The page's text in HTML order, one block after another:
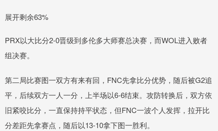
展开剩余63%
PRX以大比分2-0晋级到多伦多大师赛总决赛，而WOL进入败者
组决赛。
第二局比赛图一双方有来有回，FNC先拿比分优势，随后被G2追
平，后续双方一人一分，上半场以6-6结束。攻防转换后，双方依
旧紧咬比分，一直保持持平状态，但FNC一波个人发挥，拉开比
分差距先拿赛点，随后以13-10拿下图一胜利。